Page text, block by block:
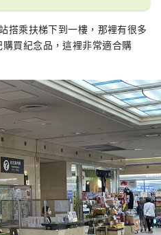
搭乘扶梯下到一樓，那裡有很多
買紀念品，這裡非常適合購